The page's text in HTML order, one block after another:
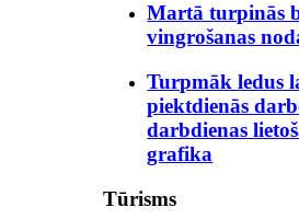
Martā turpinās
vingrošanas
Turpmāk ledus
piektdienās
darbdienas
grafika
Tūrisms